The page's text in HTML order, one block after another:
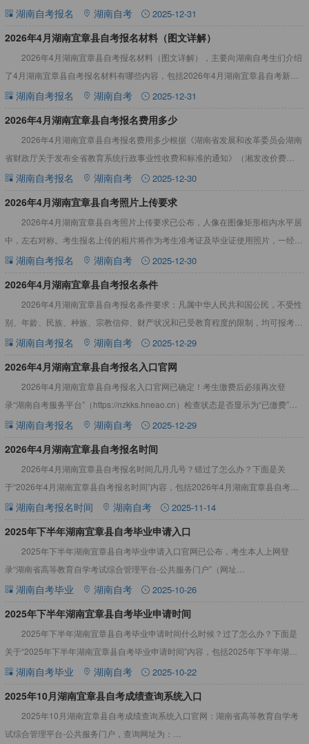
全部课程。详情见下文：2026年4月湖南宜章县自考报名流程步
湖南自考报名 湖南自考 2025-12-31
2026年4月湖南宜章县自考报名材料（图文详解）
2026年4月湖南宜章县自考报名材料（图文详解），主要向湖南自考生们介绍
了4月湖南宜章县自考报名材料有哪些内容，包括2026年4月湖南宜章县自考新生
入籍报名所需材料以及湖南宜章县自考报名材料相关要求及
湖南自考报名 湖南自考 2025-12-31
2026年4月湖南宜章县自考报名费用多少
2026年4月湖南宜章县自考报名费用多少根据《湖南省发展和改革委员会湖南
省财政厅关于发布全省教育系统行政事业性收费和标准的通知》（湘发改价费
[2018]531号）规定获悉：48元每人每科。详见下文：2
湖南自考报名 湖南自考 2025-12-30
2026年4月湖南宜章县自考照片上传要求
2026年4月湖南宜章县自考照片上传要求已公布，人像在图像矩形框内水平居
中，左右对称。考生报名上传的相片将作为考生准考证及毕业证使用照片，一经确
认，不再更改。详情见下文：2026年4月湖南宜章县自考照
湖南自考报名 湖南自考 2025-12-30
2026年4月湖南宜章县自考报名条件
2026年4月湖南宜章县自考报名条件要求：凡属中华人民共和国公民，不受性
别、年龄、民族、种族、宗教信仰、财产状况和已受教育程度的限制，均可报考未
加限制条件的专业。从2024年起，我省不接受不符合条件的
湖南自考报名 湖南自考 2025-12-29
2026年4月湖南宜章县自考报名入口官网
2026年4月湖南宜章县自考报名入口官网已确定！考生缴费后必须再次登
录“湖南自考服务平台”（https://nzkks.hneao.cn）检查状态是否显示为“已缴费”，
如遇问题应及时与市州自考管理机构
湖南自考报名 湖南自考 2025-12-29
2026年4月湖南宜章县自考报名时间
2026年4月湖南宜章县自考报名时间几月几号？错过了怎么办？下面是关
于“2026年4月湖南宜章县自考报名时间”内容，包括2026年4月湖南宜章县自考报
名时间错过了怎么办等。详情见下文：2026年4月湖
湖南自考报名时间 湖南自考 2025-11-14
2025年下半年湖南宜章县自考毕业申请入口
2025年下半年湖南宜章县自考毕业申请入口官网已公布，考生本人上网登
录“湖南省高等教育自学考试综合管理平台-公共服务门户”（网址
https://nzkks.hneao.cn），按要求上传相关资料，申请
湖南自考毕业 湖南自考 2025-10-26
2025年下半年湖南宜章县自考毕业申请时间
2025年下半年湖南宜章县自考毕业申请时间什么时候？过了怎么办？下面是
关于“2025年下半年湖南宜章县自考毕业申请时间”内容，包括2025年下半年湖南
宜章县自考毕业申请时间过了怎么办等，详情见下：20
湖南自考毕业 湖南自考 2025-10-22
2025年10月湖南宜章县自考成绩查询系统入口
2025年10月湖南宜章县自考成绩查询系统入口官网：湖南省高等教育自学考
试综合管理平台-公共服务门户，查询网址为：